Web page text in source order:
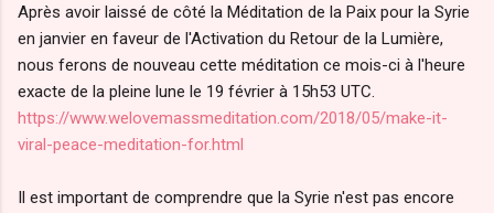
Après avoir laissé de côté la Méditation de la Paix pour la Syrie
en janvier en faveur de l'Activation du Retour de la Lumière,
nous ferons de nouveau cette méditation ce mois-ci à l'heure
exacte de la pleine lune le 19 février à 15h53 UTC.
https://www.welovemassmeditation.com/2018/05/make-it-
viral-peace-meditation-for.html
Il est important de comprendre que la Syrie n'est pas encore